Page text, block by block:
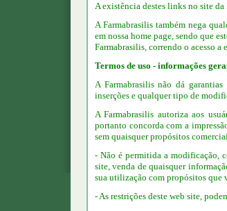
A existência destes links no site
A Farmabrasilis também nega
em nossa home page, sendo que
Farmabrasilis, correndo o acesso a
Termos de uso - informações
A Farmabrasilis não dá
inserções e qualquer tipo de
A Farmabrasilis autoriza aos
portanto concorda com a
sem quaisquer propósitos
- Não é permitida a modificação,
site, venda de quaisquer
sua utilização com propósitos
- As restrições deste web site,